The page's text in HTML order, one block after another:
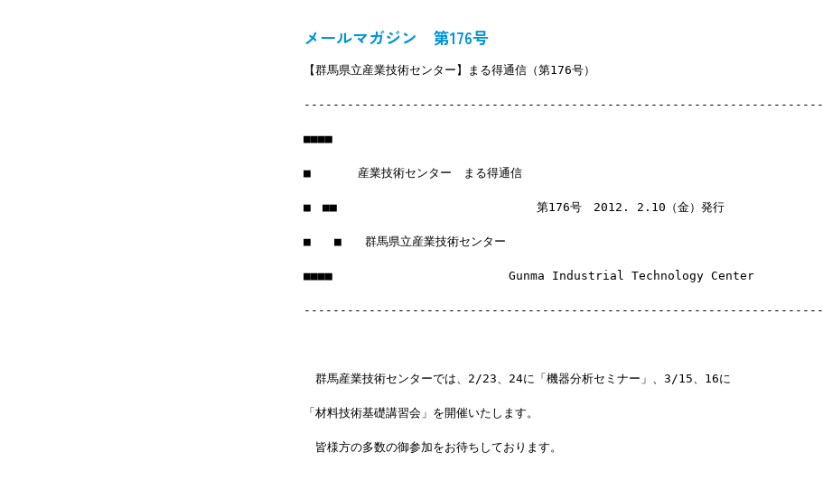
メールマガジン 第176号
【群馬県立産業技術センター】まる得通信（第176号）
------------------------------------------------------------------------
■■■■
■　　　　産業技術センター　まる得通信
■　■■　　　　　　　　　　　　　　　　　第176号　2012. 2.10（金）発行
■　　■　　群馬県立産業技術センター
■■■■　　　　　　　　　　　　　　　Gunma Industrial Technology Center
------------------------------------------------------------------------
群馬産業技術センターでは、2/23、24に「機器分析セミナー」、3/15、16に
「材料技術基礎講習会」を開催いたします。
皆様方の多数の御参加をお待ちしております。